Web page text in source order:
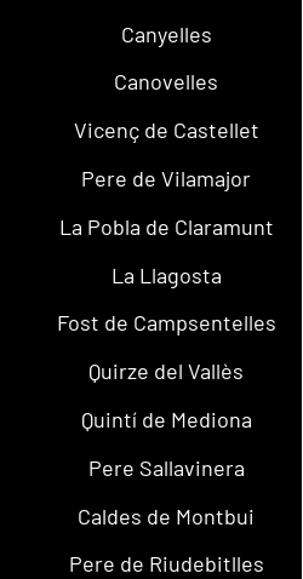
Canyelles
Canovelles
Vicenç de Castellet
Pere de Vilamajor
La Pobla de Claramunt
La Llagosta
Fost de Campsentelles
Quirze del Vallès
Quintí de Mediona
Pere Sallavinera
Caldes de Montbui
Pere de Riudebitlles